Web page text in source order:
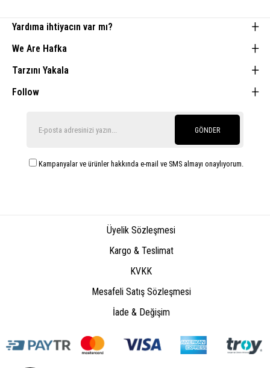
Yardıma ihtiyacın var mı?
We Are Hafka
Tarzını Yakala
Follow
GÖNDER
Kampanyalar ve ürünler hakkında e-mail ve SMS almayı onaylıyorum.
Üyelik Sözleşmesi
Kargo & Teslimat
KVKK
Mesafeli Satış Sözleşmesi
İade & Değişim